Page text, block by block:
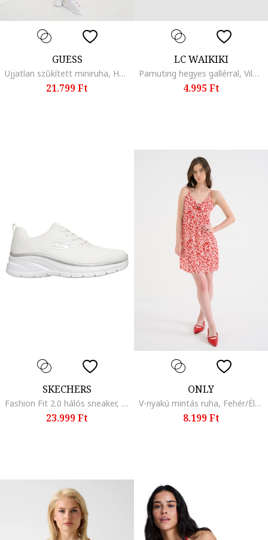
GUESS
Ujjatlan szűkített miniruha, Halványzöld
21.799 Ft
LC WAIKIKI
Pamuting hegyes gallérral, Világos rózsaszín,
4.995 Ft
SKECHERS
Fashion Fit 2.0 hálós sneaker, Fehér
23.999 Ft
ONLY
V-nyakú mintás ruha, Fehér/Élénkpiros
8.199 Ft